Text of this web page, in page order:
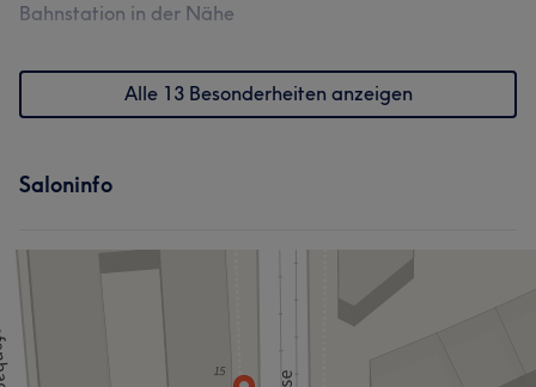
Bahnstation in der Nähe
Alle 13 Besonderheiten anzeigen
Saloninfo